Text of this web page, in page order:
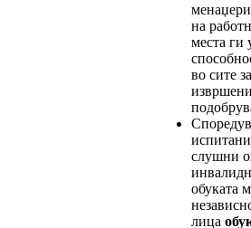
на
места ги
во сите
слушни
обуката
лица